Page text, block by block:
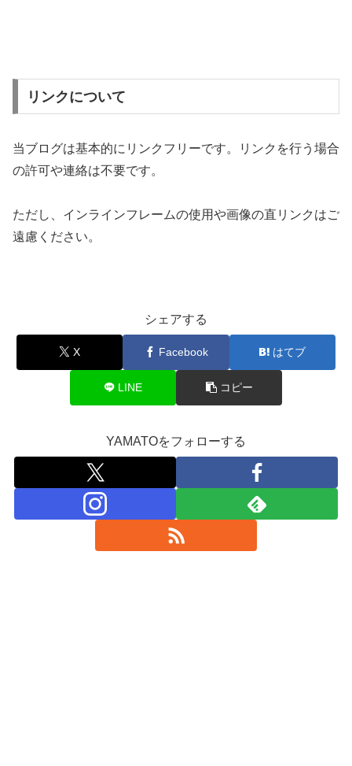
リンクについて
当ブログは基本的にリンクフリーです。リンクを行う場合
の許可や連絡は不要です。
ただし、インラインフレームの使用や画像の直リンクはご
遠慮ください。
シェアする
X Facebook はてブ
LINE コピー
YAMATOをフォローする